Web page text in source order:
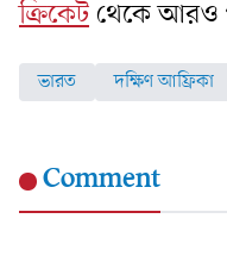
ক্রিকেটথেকে আরও
ভারত দক্ষিণ আফ্রিকা
Comment